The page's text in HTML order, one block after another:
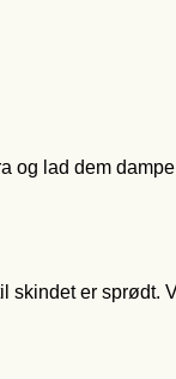
og lad dem
er sprødt.